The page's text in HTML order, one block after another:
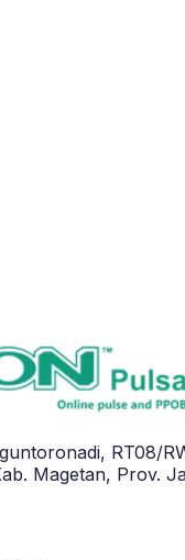
RT08/
Magetan, Prov.